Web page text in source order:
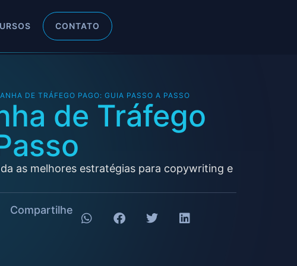
CONTATO
DE TRÁFEGO PAGO: GUIA PASSO A PASSO
de Tráfego
as melhores estratégias para copywriting e
Compartilhe